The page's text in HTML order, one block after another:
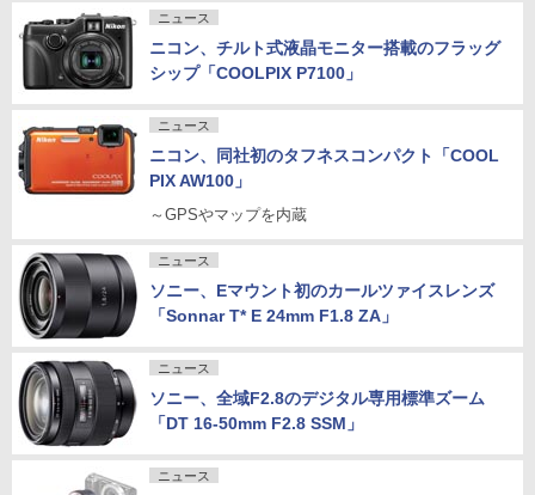
ニュース
ニコン、チルト式液晶モニター搭載のフラッグ
シップ「COOLPIX P7100」
ニュース
ニコン、同社初のタフネスコンパクト「COOL
PIX AW100」
～GPSやマップを内蔵
ニュース
ソニー、Eマウント初のカールツァイスレンズ
「Sonnar T* E 24mm F1.8 ZA」
ニュース
ソニー、全域F2.8のデジタル専用標準ズーム
「DT 16-50mm F2.8 SSM」
ニュース